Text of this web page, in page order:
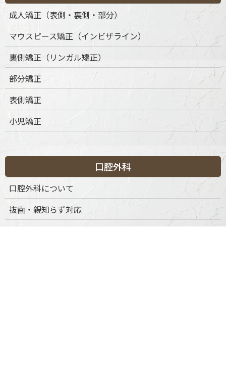
成人矯正（表側・裏側・部分）
マウスピース矯正（インビザライン）
裏側矯正（リンガル矯正）
部分矯正
表側矯正
小児矯正
口腔外科
口腔外科について
抜歯・親知らず対応
歯ぎしり・食いしばり